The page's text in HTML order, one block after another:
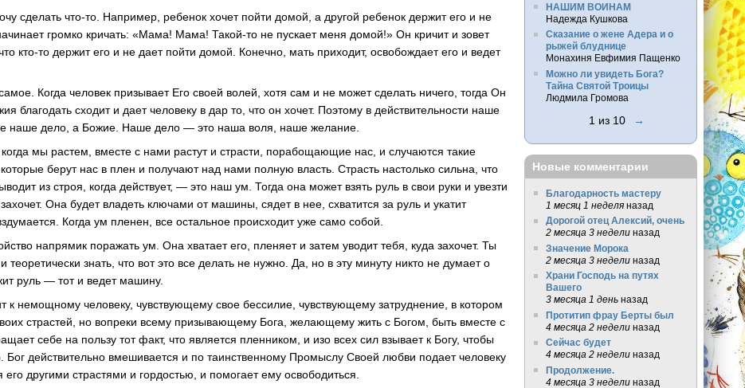
сделать что-то. Например, ребенок хочет пойти домой, а другой ребенок держит его и не
громко кричать: «Мама! Мама! Такой-то не пускает меня домой!» Он кричит и зовет
кто-то держит его и не дает пойти домой. Конечно, мать приходит, освобождает его и ведет
Когда человек призывает Его своей волей, хотя сам и не может сделать ничего, тогда Он
благодать сходит и дает человеку в дар то, что он хочет. Поэтому в действительности наше
наше дело, а Божие. Наше дело — это наша воля, наше желание.
мы растем, вместе с нами растут и страсти, порабощающие нас, и случаются такие
берут нас в плен и получают над нами полную власть. Страсть настолько сильна, что
из строя, когда действует, — это наш ум. Тогда она может взять руль в свои руки и увезти
Она будет владеть ключами от машины, сядет в нее, схватится за руль и укатит
Когда ум пленен, все остальное происходит уже само собой.
напрямик поражать ум. Она хватает его, пленяет и затем уводит тебя, куда захочет. Ты
теоретически знать, что вот это все делать не нужно. Да, но в эту минуту никто не думает о
руль — тот и ведет машину.
к немощному человеку, чувствующему свое бессилие, чувствующему затруднение, в котором
страстей, но вопреки всему призывающему Бога, желающему жить с Богом, быть вместе с
себе на пользу тот факт, что является пленником, и изо всех сил взывает к Богу, чтобы
Бог действительно вмешивается и по таинственному Промыслу Своей любви подает человеку
другими страстями и гордостью, и помогает ему освободиться.
НАШИМ ВОИНАМ
Надежда Кушкова
Сказание о жене Адера и о
рыжей блуднице
Монахиня Евфимия Пащенко
Можно ли увидеть Бога?
Тайна Святой Троицы
Людмила Громова
1 из 10 →
Новые комментарии
Благодарность мастеру
1 месяц 1 неделяназад
Дорогой отец Алексий, очень
2 месяца 3 неделиназад
Значение Морока
2 месяца 3 неделиназад
Храни Господь на путях
Вашего
3 месяца 1 деньназад
Протитип фрау Берты был
4 месяца 2 неделиназад
Сейчас будет
4 месяца 2 неделиназад
Продолжение.
4 месяца 3 неделиназад